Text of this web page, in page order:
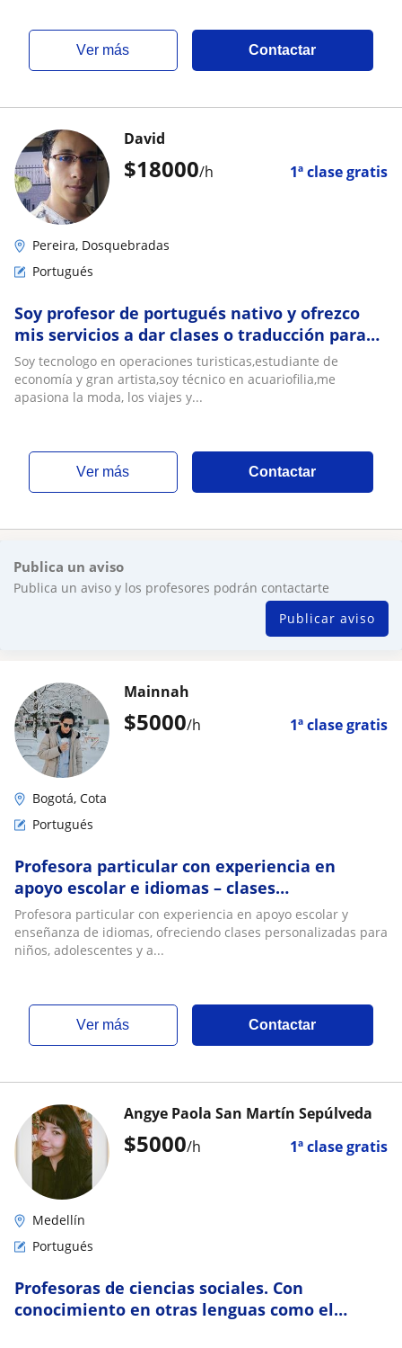
ver más Contactar
$18000/h 1ª clase gratis
David
Pereira, Dosquebradas
Portugués
Soy profesor de portugués nativo y ofrezco
mis servicios a dar clases o traducción para
adultos o niños
Soy tecnologo en operaciones turisticas,estudiante de
economía y gran artista,soy técnico en acuariofilia,me
apasiona la moda, los viajes y...
ver más Contactar
Publica un aviso
Publica un aviso y los profesores podrán contactarte
Publicar aviso
$5000/h 1ª clase gratis
Mainnah
Bogotá, Cota
Portugués
Profesora particular con experiencia en
apoyo escolar e idiomas – clases
personalizadas presenciales y online
Profesora particular con experiencia en apoyo escolar y
enseñanza de idiomas, ofreciendo clases personalizadas para
niños, adolescentes y a...
ver más Contactar
$5000/h 1ª clase gratis
Angye Paola San Martín Sepúlveda
Medellín
Portugués
Profesoras de ciencias sociales. Con
conocimiento en otras lenguas como el